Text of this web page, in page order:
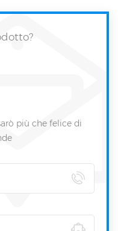
più che felice di